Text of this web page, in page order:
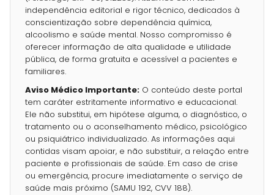
independência editorial e rigor técnico, dedicados à
conscientização sobre dependência química,
alcoolismo e saúde mental. Nosso compromisso é
oferecer informação de alta qualidade e utilidade
pública, de forma gratuita e acessível a pacientes e
familiares.
Aviso Médico Importante: O conteúdo deste portal
tem caráter estritamente informativo e educacional.
Ele não substitui, em hipótese alguma, o diagnóstico, o
tratamento ou o aconselhamento médico, psicológico
ou psiquiátrico individualizado. As informações aqui
contidas visam apoiar, e não substituir, a relação entre
paciente e profissionais de saúde. Em caso de crise
ou emergência, procure imediatamente o serviço de
saúde mais próximo (SAMU 192, CVV 188).